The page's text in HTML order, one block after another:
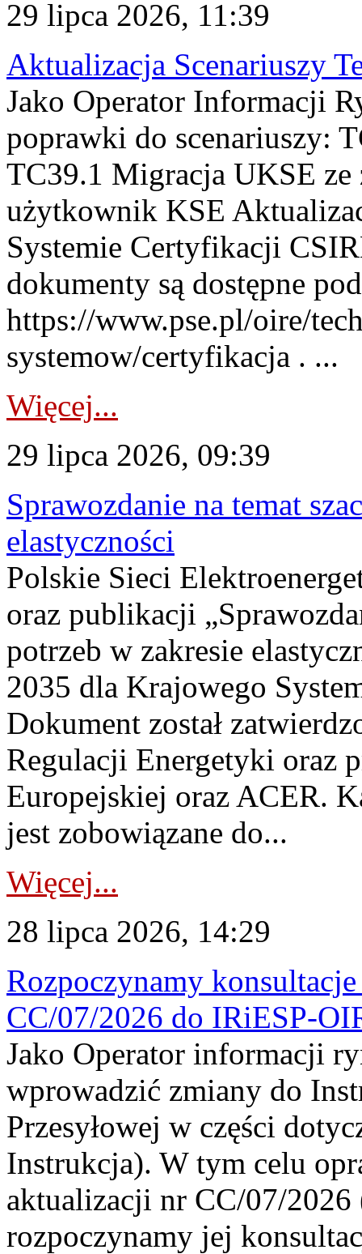
29 lipca 2026, 11:39
Aktualizacja Scenariuszy
Jako Operator Informacji
poprawki do scenariuszy:
TC39.1 Migracja UKSE
użytkownik KSE
Systemie Certyfikacji
dokumenty są dostępne
https://www.pse.pl/oire/
systemow/certyfikacja . ...
Więcej...
29 lipca 2026, 09:39
Sprawozdanie na temat
elastyczności
Polskie Sieci
oraz publikacji
potrzeb w zakresie
2035 dla Krajowego
Dokument został
Regulacji Energetyki oraz
Europejskiej oraz ACER.
jest zobowiązane do...
Więcej...
28 lipca 2026, 14:29
Rozpoczynamy
CC/07/2026 do IRiESP-
Jako Operator informacji
wprowadzić zmiany do
Przesyłowej w części
Instrukcja). W tym celu
aktualizacji nr CC/07/
rozpoczynamy jej